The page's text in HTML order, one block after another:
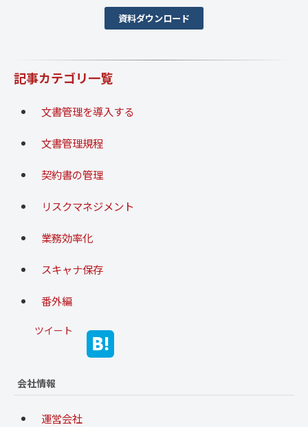
資料ダウンロード
記事カテゴリ一覧
文書管理を導入する
文書管理規程
契約書の管理
リスクマネジメント
業務効率化
スキャナ保存
番外編
ツイート
会社情報
運営会社